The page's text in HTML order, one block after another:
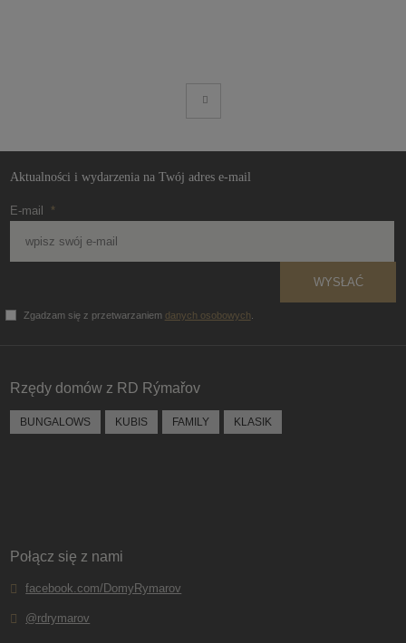
Aktualności i wydarzenia na Twój adres e-mail
E-mail *
WYSŁAĆ
Zgadzam się z przetwarzaniem danych osobowych
wysłany
Rzędy domów z RD Rýmařov
BUNGALOWS KUBIS FAMILY KLASIK
Połącz się z nami
facebook.com/DomyRymarov
@rdrymarov